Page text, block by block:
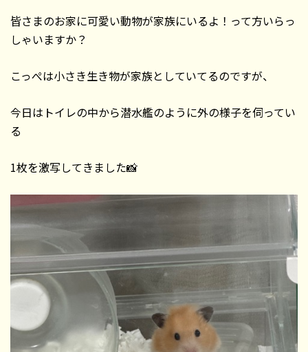
皆さまのお家に可愛い動物が家族にいるよ！って方いらっ
しゃいますか？
こっぺは小さき生き物が家族としていてるのですが、
今日はトイレの中から潜水艦のように外の様子を伺ってい
る
1枚を激写してきました📸